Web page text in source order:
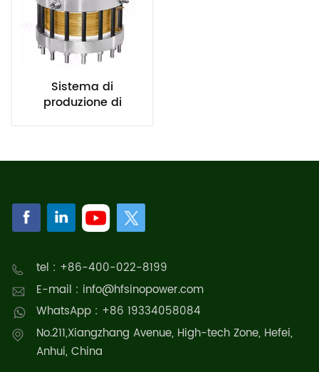
Sistema di
produzione di
tel : +86-400-022-8199
E-mail : info@hfsinopower.com
WhatsApp : +86 19334058084
No.211,Xiangzhang Avenue, High-tech Zone, Hefei,
Anhui, China